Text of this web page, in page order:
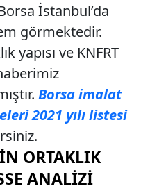
İstanbul’da
görmektedir.
yapısı ve KNFRT
Borsa imalat
2021 yılı listesi
ORTAKLIK
ANALIZI